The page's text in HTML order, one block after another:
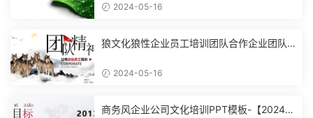
2024-05-16
狼文化狼性企业员工培训团队合作企业团队
2024-05-16
商务风企业公司文化培训PPT模板-【20240